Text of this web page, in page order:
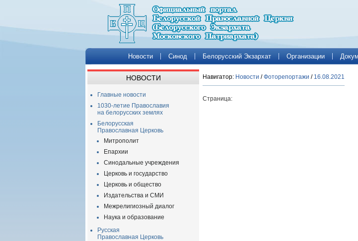
Новости Синод Белорусский Экзархат Организации
НОВОСТИ
Главные новости
1030-летие Православия
на белорусских землях
Белорусская
Православная Церковь
Митрополит
Епархии
Синодальные учреждения
Церковь и государство
Церковь и общество
Издательства и СМИ
Межрелигиозный диалог
Наука и образование
Русская
Православная Церковь
Навигатор: Новости /Фоторепортажи / 16.08.2021
Страница: